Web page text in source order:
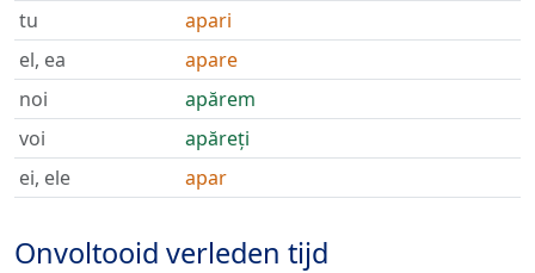
tu
apari
el, ea
apare
noi
apărem
voi
apăreți
ei, ele
apar
Onvoltooid verleden tijd